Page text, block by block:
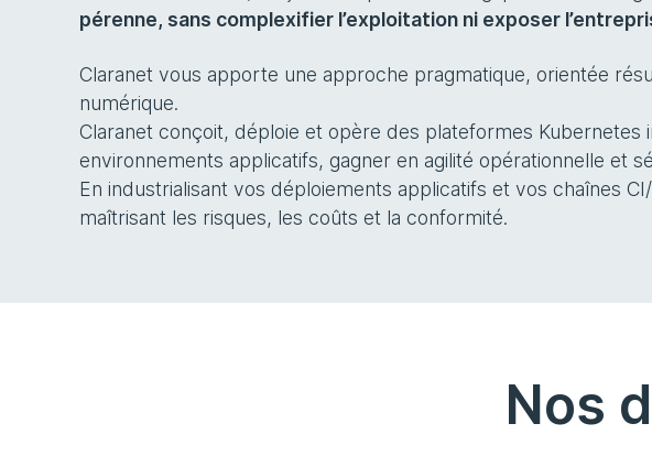
pérenne, sans complexifier l’exploitation ni exposer
Claranet vous apporte une approche pragmatique, orientée
numérique.
Claranet conçoit, déploie et opère des plateformes
environnements applicatifs, gagner en agilité opérationnelle et
En industrialisant vos déploiements applicatifs et vos chaînes
maîtrisant les risques, les coûts et la conformité.
Nos